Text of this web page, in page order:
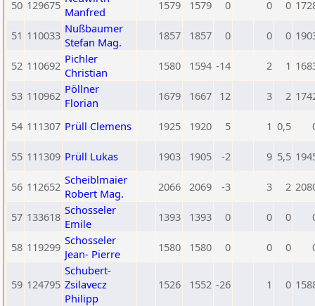
50 129675 Manfred
1579 1579 0 0 0
51 110033 Nußbaumer
Stefan Mag.
1857 1857 0 0 0
52 110692 Pichler
Christian
1580 1594 -14 2 1
53 110962 Pöllner
Florian
1679 1667 12 3 2
54 111307 Prüll Clemens 1925 1920 5 1 0,5
55 111309 Prüll Lukas 1903 1905 -2 9 5,5
56 112652 Scheiblmaier
Robert Mag.
2066 2069 -3 3 2
57 133618 Schosseler
Emile
1393 1393 0 0 0
58 119299 Schosseler
Jean- Pierre
1580 1580 0 0 0
59 124795
Schubert-
Zsilavecz
Philipp
1526 1552 -26 1 0